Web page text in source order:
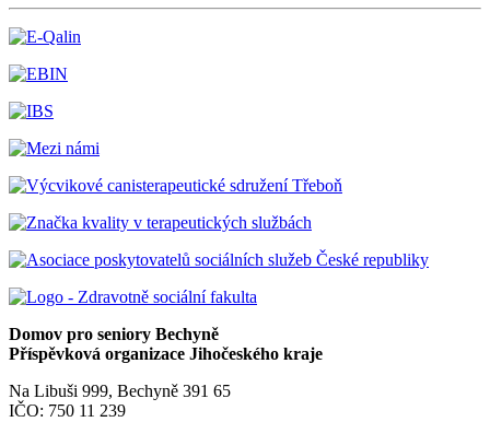
Domov pro seniory Bechyně
Příspěvková organizace Jihočeského kraje
Na Libuši 999, Bechyně 391 65
IČO: 750 11 239